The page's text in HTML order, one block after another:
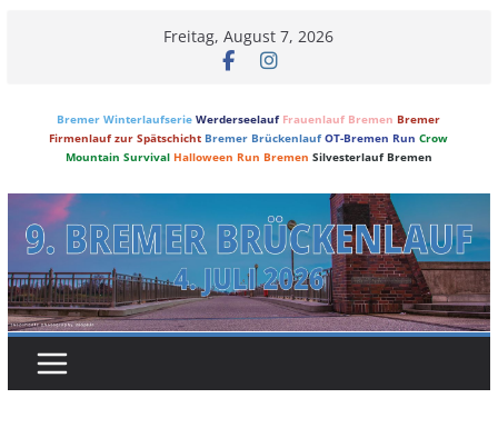
Freitag, August 7, 2026
Bremer Winterlaufserie Werderseelauf Frauenlauf Bremen Bremer
Firmenlauf zur Spätschicht Bremer Brückenlauf OT-Bremen Run Crow
Mountain Survival Halloween Run Bremen Silvesterlauf Bremen